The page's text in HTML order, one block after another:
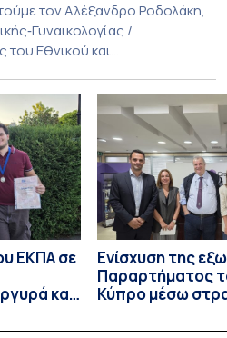
τον Αλέξανδρο Ροδολάκη,
/
του Εθνικού και
και Γυναικολογικής Κλινικής,
Η διαδρομή του υπήρξε
ίδια Κλινική, την οποία
Β’ Ε.Σ.Υ.
ΕΚΠΑ σε
και
Ενίσχυση της
Παραρτήματος
Κύπρο μέσω